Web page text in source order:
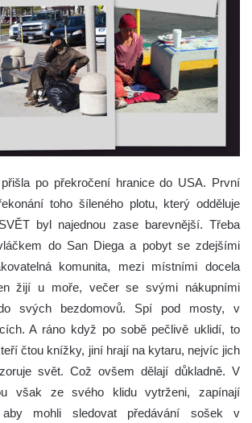
po překročení hranice do USA. První
toho šíleného plotu, který odděluje
byl najednou zase barevnější. Třeba
do San Diega a pobyt se zdejšími
komunita, mezi místními docela
žijí u moře, večer se svými nákupními
svých bezdomovů. Spí pod mosty, v
A ráno když po sobě pečlivě uklidí, to
čtou knížky, jiní hrají na kytaru, nejvíc jich
svět. Což ovšem dělají důkladně. V
však ze svého klidu vytrženi, zapínají
aby mohli sledovat předávání sošek v